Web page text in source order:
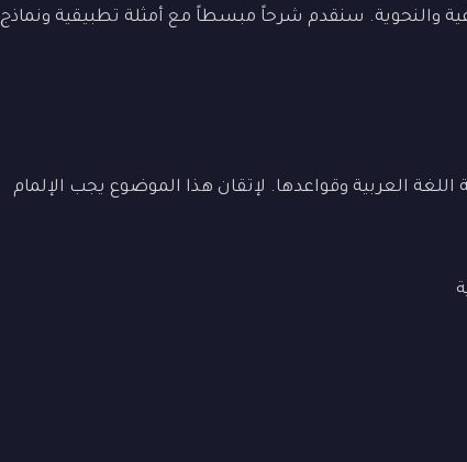
والنحوية. سنقدم شرحاً مبسطاً مع أمثلة تطبيقية ونماذج
العربية وقواعدها. لإتقان هذا الموضوع يجب الإلمام